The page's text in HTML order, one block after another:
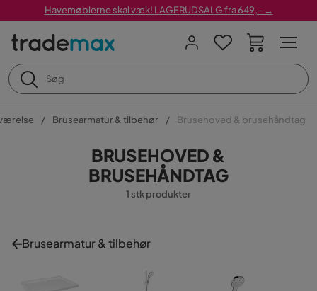
Havemøblerne skal væk! LAGERUDSALG fra 649,- →
Brusearmatur & tilbehør Brusehoved & brusehåndtag
BRUSEHOVED &
BRUSEHÅNDTAG
1 stk produkter
Brusearmatur & tilbehør